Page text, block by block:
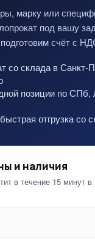
марку или
под вашу
счёт с
со склада в Санкт-
позиции по СПб,
отгрузка со
и наличия
в течение 15 минут в